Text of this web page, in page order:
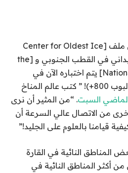
لقد اختبرنا Starlink في ملف [Center for Oldest Ice
Exploration] معسكر ميداني في القطب الجنوبي و [the
National Science Foundation] يتم اختباره الآن في
محطة McMurdo (عدد البوب ​​800+)! ” كتب عالم المناخ
السبت. “من المثير أن نرى
من الاتصال عالي السرعة أن
قيامنا بالعلوم على الجليد!”
المناطق النائية في القارة
من أكثر المناطق النائية في